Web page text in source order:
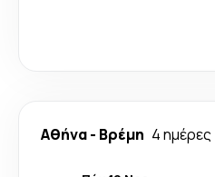
Αθήνα- Βρέμη 4 ημέρες